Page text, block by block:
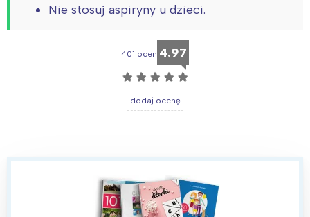
Nie stosuj aspiryny u dzieci.
401 ocen 4.97
☆ ☆ ☆ ☆ ☆
dodaj ocenę